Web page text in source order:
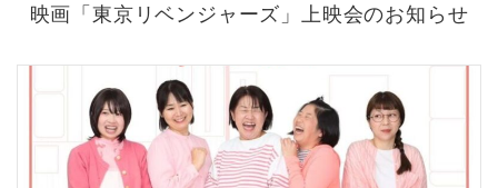
映画「東京リベンジャーズ」上映会のお知らせ